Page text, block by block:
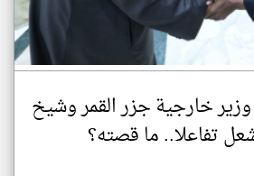
وزير خارجية جزر القمر وشيخ
تفاعلا.. ما قصته؟